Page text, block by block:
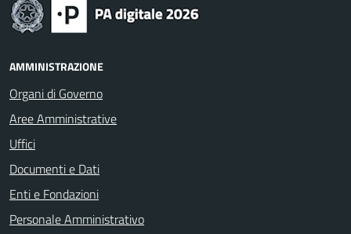
AMMINISTRAZIONE
Organi di Governo
Aree Amministrative
Uffici
Documenti e Dati
Enti e Fondazioni
Personale Amministrativo